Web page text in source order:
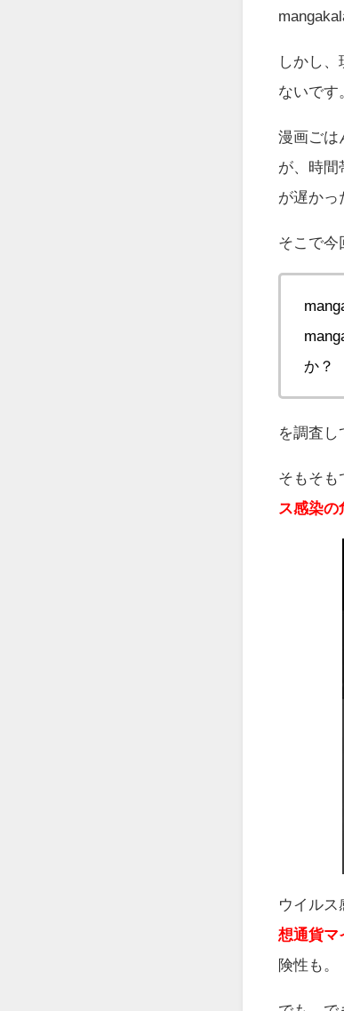
しかし、
ないです
漫画ごは
が、時間
が遅かっ
そこで今
か？
を調査し
そもそも
ス感染の
ウイルス
想通貨マ
険性も。